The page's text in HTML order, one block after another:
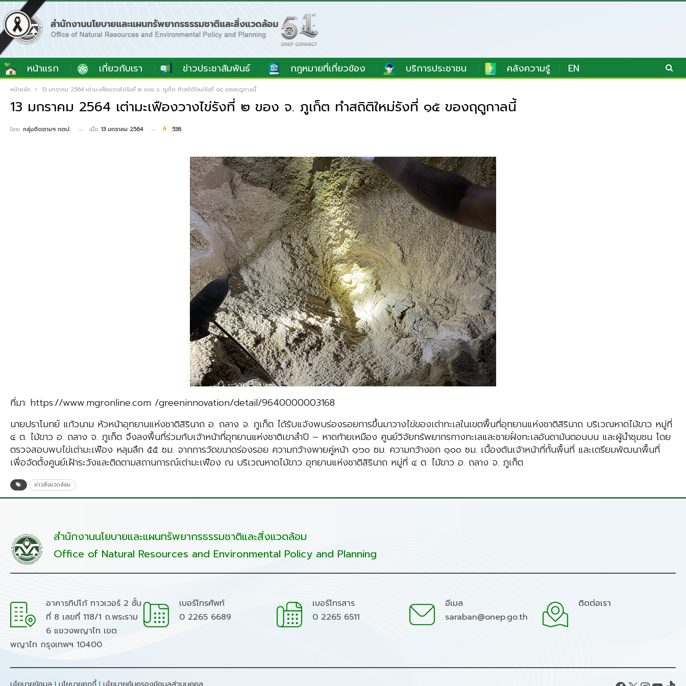
หน้าแรก เกี่ยวกับเรา ข่าวประชาสัมพันธ์ กฎหมายที่เกี่ยวข้อง บริการประชาชน คลังความรู้ EN
หน้าหลัก 13 มกราคม 2564 เต่ามะเฟืองวางไข่รังที่ ๒ ของ จ. ภูเก็ต ทำสถิติใหม่รังที่ ๑๕ ของฤดูกาลนี้
13 มกราคม 2564 เต่ามะเฟืองวางไข่รังที่ ๒ ของ จ. ภูเก็ต ทำสถิติใหม่รังที่ ๑๕ ของฤดูกาลนี้
โดย กลุ่มติดตามฯ กตป. เมื่อ 13 มกราคม 2564 538
ที่มา: https://www.mgronline.com /greeninnovation/detail/9640000003168
นายปราโมทย์ แก้วนาม หัวหน้าอุทยานแห่งชาติสิรินาถ อ. ถลาง จ. ภูเก็ต ได้รับแจ้งพบร่องรอยการขึ้นมาวางไข่ของเต่าทะเลในเขตพื้นที่อุทยานแห่งชาติสิรินาถ บริเวณหาดไม้ขาว หมู่ที่
๔ ต. ไม้ขาว อ. ถลาง จ. ภูเก็ต จึงลงพื้นที่ร่วมกับเจ้าหน้าที่อุทยานแห่งชาติเขาลำปี – หาดท้ายเหมือง ศูนย์วิจัยทรัพยากรทางทะเลและชายฝั่งทะเลอันดามันตอนบน และผู้นำชุมชน โดย
ตรวจสอบพบไข่เต่ามะเฟือง หลุมลึก ๕๕ ซม. จากการวัดขนาดร่องรอย ความกว้างพายคู่หน้า ๑๖๐ ซม. ความกว้างอก ๑๐๐ ซม. เบื้องต้นเจ้าหน้าที่กั้นพื้นที่ และเตรียมพัฒนาพื้นที่
เพื่อจัดตั้งศูนย์เฝ้าระวังและติดตามสถานการณ์เต่ามะเฟือง ณ บริเวณหาดไม้ขาว อุทยานแห่งชาติสิรินาถ หมู่ที่ ๔ ต. ไม้ขาว อ. ถลาง จ. ภูเก็ต
ข่าวสิ่งแวดล้อม
สำนักงานนโยบายและแผนทรัพยากรธรรมชาติและสิ่งแวดล้อม
Office of Natural Resources and Environmental Policy and Planning
อาคารทิปโก้ ทาวเวอร์ 2 ชั้น
ที่ 8 เลขที่ 118/1 ถ.พระราม
6 แขวงพญาไท เขต
พญาไท กรุงเทพฯ 10400
เบอร์โทรศัพท์
0 2265 6689
เบอร์โทรสาร
0 2265 6511
อีเมล
saraban@onep.go.th
ติดต่อเรา